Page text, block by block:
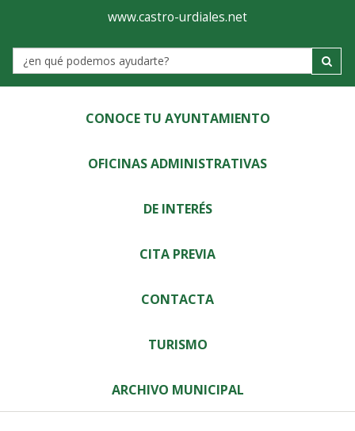
Ayuntamiento
de
Castro-
Urdiales
www.castro-urdiales.net
Label
CONOCE TU AYUNTAMIENTO
OFICINAS ADMINISTRATIVAS
DE INTERÉS
CITA PREVIA
CONTACTA
TURISMO
ARCHIVO MUNICIPAL